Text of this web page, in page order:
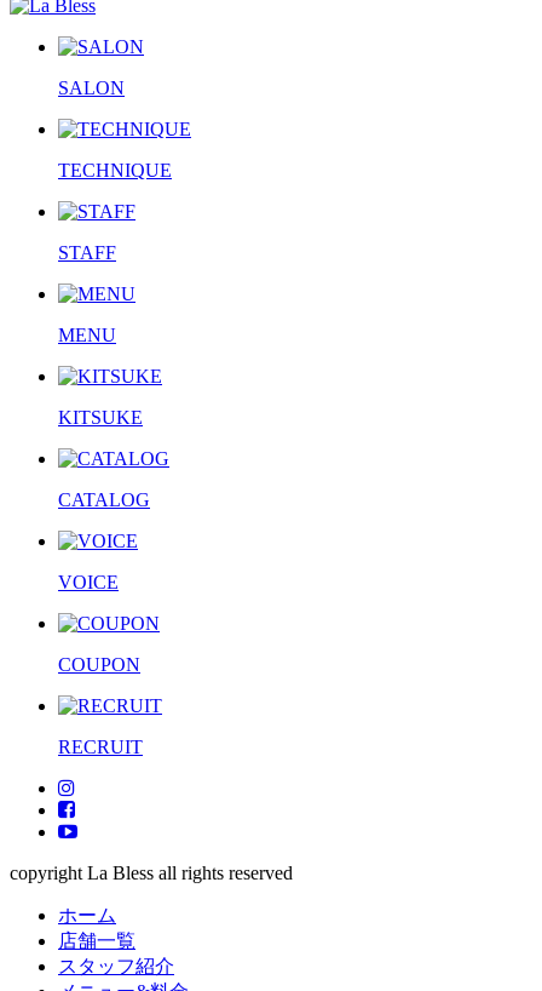
SALON
TECHNIQUE
STAFF
MENU
KITSUKE
CATALOG
VOICE
COUPON
RECRUIT
copyright La Bless all rights reserved
ホーム
店舗一覧
スタッフ紹介